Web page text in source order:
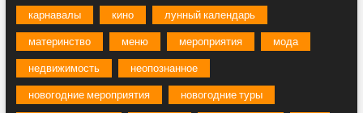
карнавалы кино лунный календарь
материнство меню мероприятия мода
недвижимость неопознанное
новогодние мероприятия новогодние туры